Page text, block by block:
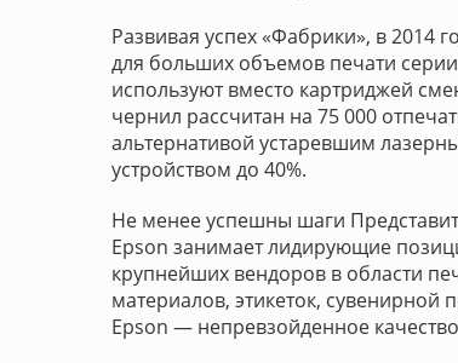
Развивая успех «Фабрики», в 2014
для больших объемов печати
используют вместо картриджей
чернил рассчитан на 75 000
альтернативой устаревшим
устройством до 40%.
Не менее успешны шаги
Epson занимает лидирующие
крупнейших вендоров в области
материалов, этикеток,
Epson — непревзойденное